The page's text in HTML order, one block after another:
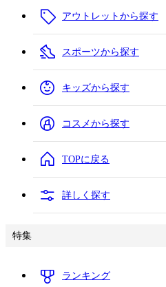
アウトレットから探す
スポーツから探す
キッズから探す
コスメから探す
TOPに戻る
詳しく探す
特集
ランキング